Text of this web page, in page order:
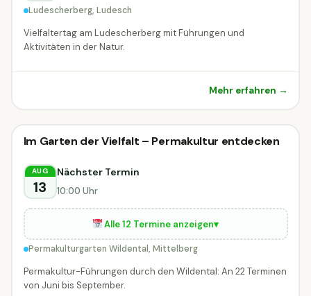
Ludescherberg, Ludesch
Vielfaltertag am Ludescherberg mit Führungen und
Aktivitäten in der Natur.
Mehr erfahren →
🗣
Führung
Mittelberg
🗣 Führung DIESE WOCHE
Im Garten der Vielfalt – Permakultur entdecken
AUG
13
Nächster Termin
10:00 Uhr
Alle 12 Termine anzeigen▾
Permakulturgarten Wildental, Mittelberg
Permakultur-Führungen durch den Wildental: An 22 Terminen
von Juni bis September.